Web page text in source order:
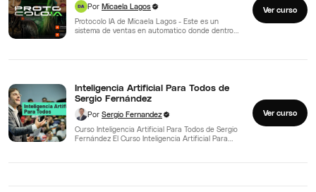
Por Micaela Lagos
Protocolo IA de Micaela Lagos - Este es un
sistema de ventas en automatico donde dentro
Ver curso
Inteligencia Artificial Para Todos de
Sergio Fernández
Por Sergio Fernandez
Curso Inteligencia Artificial Para Todos de Sergio
Fernández El Curso Inteligencia Artificial Para
Ver curso